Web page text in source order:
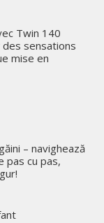
Twin 140
sensations
mise en
– navighează
pas cu pas,